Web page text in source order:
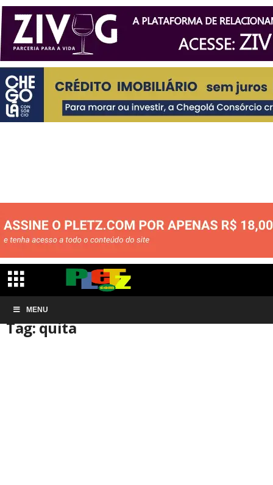
MENU
Início Tags
Tag: quita